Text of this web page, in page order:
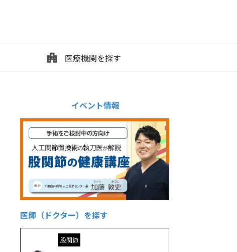
医療機関を探す
イベント情報
医師（ドクター）を探す
股関節